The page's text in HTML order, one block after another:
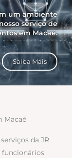
um ambiente
serviço de
em Macaé.
Saiba Mais
Macaé
da JR
funcionários